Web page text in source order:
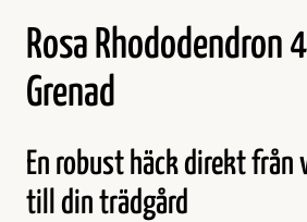
Rosa Rhododendron
Grenad
En robust häck direkt från
till din trädgård